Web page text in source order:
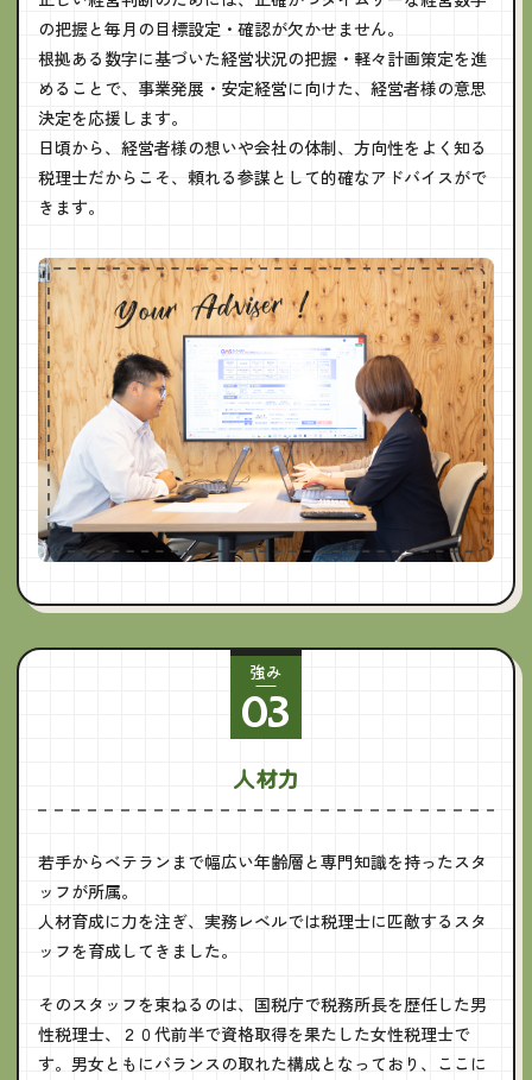
の把握と毎月の目標設定・確認が欠かせません。
根拠ある数字に基づいた経営状況の把握・軽々計画策定を進
めることで、事業発展・安定経営に向けた、経営者様の意思
決定を応援します。
日頃から、経営者様の想いや会社の体制、方向性をよく知る
税理士だからこそ、頼れる参謀として的確なアドバイスがで
きます。
強み
03
人材力
若手からベテランまで幅広い年齢層と専門知識を持ったスタ
ッフが所属。
人材育成に力を注ぎ、実務レベルでは税理士に匹敵するスタ
ッフを育成してきました。
そのスタッフを束ねるのは、国税庁で税務所長を歴任した男
性税理士、２０代前半で資格取得を果たした女性税理士で
す。男女ともにバランスの取れた構成となっており、ここに